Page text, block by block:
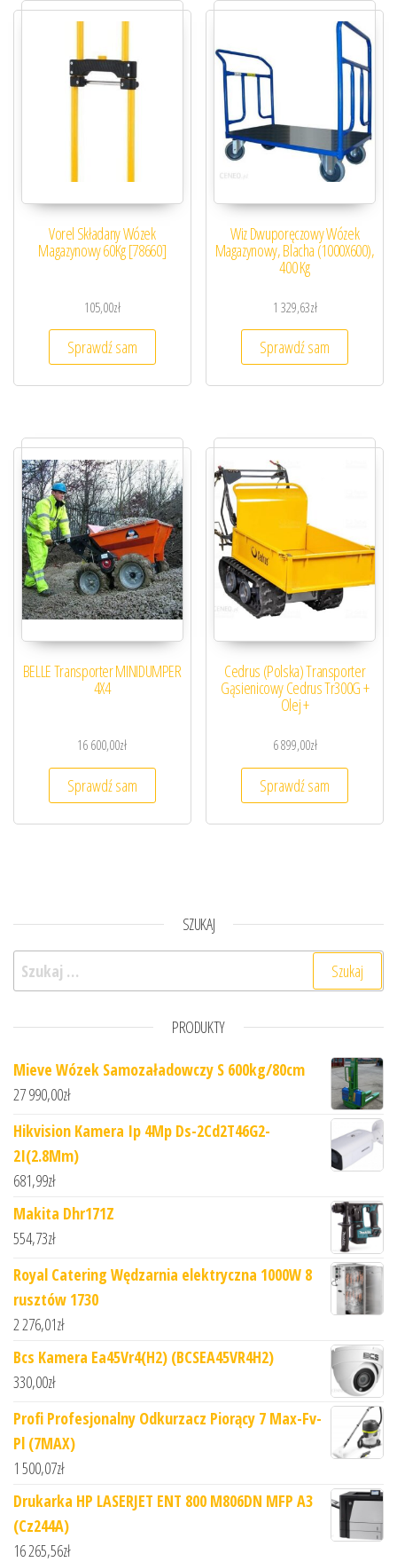
Vorel Składany Wózek
Magazynowy 60Kg [78660]
105,00zł
Sprawdź sam
Wiz Dwuporęczowy Wózek
Magazynowy, Blacha (1000X600),
400 Kg
1 329,63zł
Sprawdź sam
BELLE Transporter MINIDUMPER
4X4
16 600,00zł
Sprawdź sam
Cedrus (Polska) Transporter
Gąsienicowy Cedrus Tr300G +
Olej +
6 899,00zł
Sprawdź sam
SZUKAJ
Szukaj:
PRODUKTY
Mieve Wózek Samozaładowczy S 600kg/80cm
27 990,00zł
Hikvision Kamera Ip 4Mp Ds-2Cd2T46G2-
2I(2.8Mm)
681,99zł
Makita Dhr171Z
554,73zł
Royal Catering Wędzarnia elektryczna 1000W 8
rusztów 1730
2 276,01zł
Bcs Kamera Ea45Vr4(H2) (BCSEA45VR4H2)
330,00zł
Profi Profesjonalny Odkurzacz Piorący 7 Max-Fv-
Pl (7MAX)
1 500,07zł
Drukarka HP LASERJET ENT 800 M806DN MFP A3
(Cz244A)
16 265,56zł